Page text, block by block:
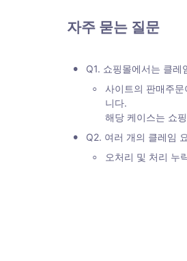
자주 묻는 질문
• Q1. 쇼핑몰에서는 클
◦
사이트의 판매주
니다.
해당 케이스는 쇼
• Q2. 여러 개의 클레임
◦ 오처리 및 처리 누